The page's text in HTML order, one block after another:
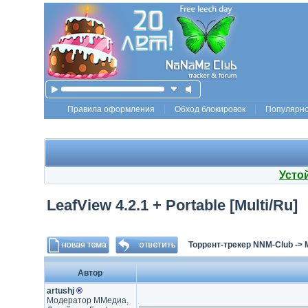
Правила оформления Обход блокировок
LeafView 4.2.1 + Portable [Multi/Ru]
Торрент-трекер NNM-Club->
Автор
artushj ®
Модератор ММедиа,